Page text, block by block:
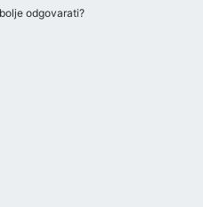
odgovarati?